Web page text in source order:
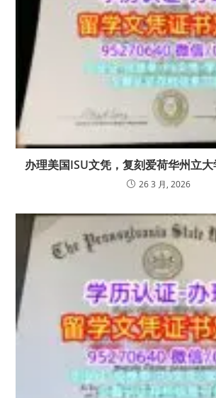
办理美国ISU文凭，复刻爱荷华州立
26 3 月, 2026